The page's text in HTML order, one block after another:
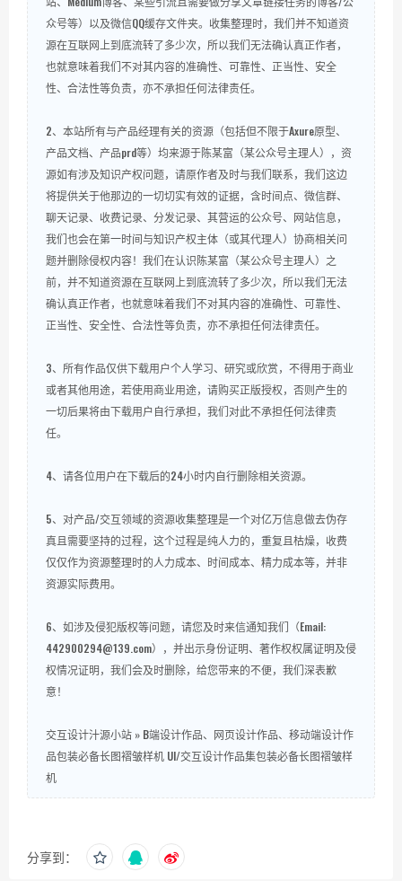
众号等）以及微信QQ缓存文件夹。收集整理时，我们并不知道资
源在互联网上到底流转了多少次，所以我们无法确认真正作者，
也就意味着我们不对其内容的准确性、可靠性、正当性、安全
性、合法性等负责，亦不承担任何法律责任。
2、本站所有与产品经理有关的资源（包括但不限于Axure原型、
产品文档、产品prd等）均来源于陈某富（某公众号主理人），资
源如有涉及知识产权问题，请原作者及时与我们联系，我们这边
将提供关于他那边的一切切实有效的证据，含时间点、微信群、
聊天记录、收费记录、分发记录、其营运的公众号、网站信息，
我们也会在第一时间与知识产权主体（或其代理人）协商相关问
题并删除侵权内容！我们在认识陈某富（某公众号主理人）之
前，并不知道资源在互联网上到底流转了多少次，所以我们无法
确认真正作者，也就意味着我们不对其内容的准确性、可靠性、
正当性、安全性、合法性等负责，亦不承担任何法律责任。
3、所有作品仅供下载用户个人学习、研究或欣赏，不得用于商业
或者其他用途，若使用商业用途，请购买正版授权，否则产生的
一切后果将由下载用户自行承担，我们对此不承担任何法律责
任。
4、请各位用户在下载后的24小时内自行删除相关资源。
5、对产品/交互领域的资源收集整理是一个对亿万信息做去伪存
真且需要坚持的过程，这个过程是纯人力的，重复且枯燥，收费
仅仅作为资源整理时的人力成本、时间成本、精力成本等，并非
资源实际费用。
6、如涉及侵犯版权等问题，请您及时来信通知我们（Email:
442900294@139.com），并出示身份证明、著作权权属证明及侵
权情况证明，我们会及时删除，给您带来的不便，我们深表歉
意！
交互设计汁源小站 » B端设计作品、网页设计作品、移动端设计作
品包装必备长图褶皱样机 UI/交互设计作品集包装必备长图褶皱样
机
分享到：